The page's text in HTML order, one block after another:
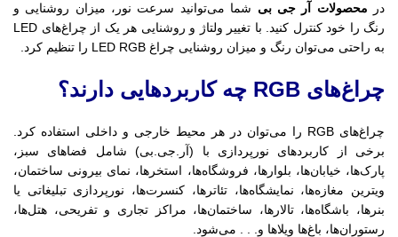
در محصولات آر جی بی شما می‌توانید سرعت نور، میزان روشنایی و
رنگ را خود کنترل کنید. با تغییر ولتاژ و روشنایی هر یک از چراغ‌های LED
به راحتی می‌توان رنگ و میزان روشنایی چراغ LED RGB را تنظیم کرد.
چراغ‌های RGB چه کاربردهایی دارند؟
چراغ‌های RGB را می‌توان در هر محیط خارجی و داخلی استفاده کرد.
برخی از کاربردهای نورپردازی با (آر.جی.بی) شامل فضاهای سبز،
پارک‌ها، خیابان‌ها، بلوارها، فروشگاه‌ها، استخرها، نمای بیرونی ساختمان،
ویترین مغازه‌ها، نمایشگاه‌ها، تئاترها، کنسرت‌ها، نورپردازی تبلیغاتی یا
بنرها، باشگاه‌ها، تالارها، ساختمان‌ها، مراکز تجاری و تفریحی، هتل‌ها،
رستوران‌ها، باغ‌ها ویلاها و. . . می‌شود.